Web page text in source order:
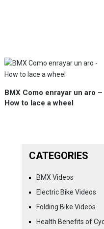
BMX Como enrayar un aro –
How to lace a wheel
CATEGORIES
BMX Videos
Electric Bike Videos
Folding Bike Videos
Health Benefits of